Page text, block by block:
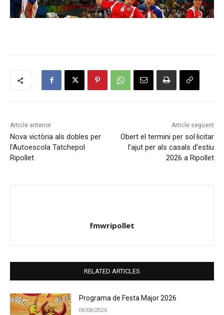
Article anterior
Nova victòria als dobles per
l’Autoescola Tatchepol
Ripollet
Article següent
Obert el termini per sol·licitar
l’ajut per als casals d’estiu
2026 a Ripollet
fmwripollet
RELATED ARTICLES
Programa de Festa Major 2026
08/08/2026